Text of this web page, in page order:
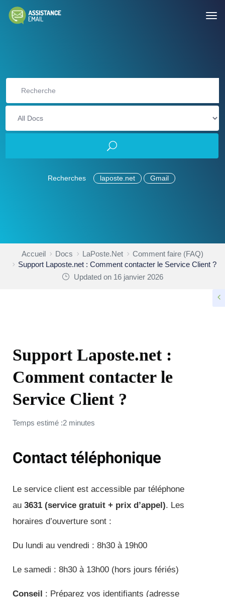
Recherches laposte.net Gmail
Accueil Docs LaPoste.Net
Comment faire (FAQ)
Support Laposte.net : Comment contacter le Service Client ?
Updated on 16 janvier 2026
Support Laposte.net :
Comment contacter le
Service Client ?
Temps estimé :2 minutes
Contact téléphonique
Le service client est accessible par téléphone
au 3631 (service gratuit + prix d’appel). Les
horaires d’ouverture sont :
Du lundi au vendredi : 8h30 à 19h00
Le samedi : 8h30 à 13h00 (hors jours fériés)
Conseil : Préparez vos identifiants (adresse